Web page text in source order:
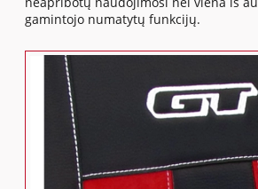
gamintojo numatytų funkcijų.